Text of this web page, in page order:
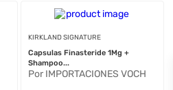
KIRKLAND SIGNATURE
Capsulas Finasteride 1Mg +
Shampoo...
Por IMPORTACIONES VOCH